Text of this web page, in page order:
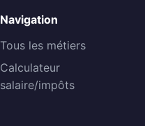
Navigation
Tous les métiers
Calculateur
salaire/impôts